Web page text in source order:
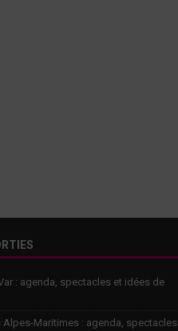
: agenda, spectacles et idées de
Alpes-Maritimes : agenda, spectacles